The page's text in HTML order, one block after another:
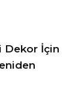
Dekor İçin